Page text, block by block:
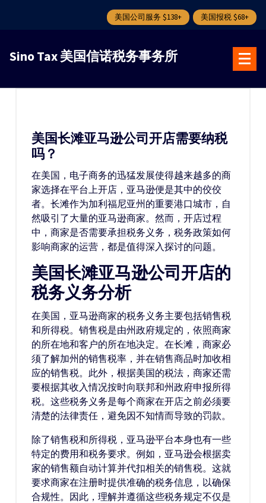
美国公司服务 $138+ 美国报税 $68+
Sino Tax 美国信诺税务事务所
美国长滩亚马逊公司开店需要纳税
吗？
在美国，电子商务的迅猛发展使得越来越多的商
家选择在平台上开店，亚马逊便是其中的佼佼
者。长滩作为加利福尼亚州的重要港口城市，自
然吸引了大量的亚马逊商家。然而，开店过程
中，商家是否需要承担税务义务，税务政策如何
影响商家的运营，都是值得深入探讨的问题。
美国长滩亚马逊公司开店的
税务义务分析
在美国，亚马逊商家的税务义务主要包括销售税
和所得税。销售税是由州政府规定的，依照商家
的所在地和客户的所在地决定。在长滩，商家必
须了解加州的销售税率，并在销售商品时加收相
应的销售税。此外，根据美国的税法，商家还需
要根据其收入情况按时向联邦和州政府申报所得
税。这些税务义务是每个商家在开店之前必须要
清楚的法律责任，避免因不知情而导致的罚款。
除了销售税和所得税，亚马逊平台本身也有一些
特定的费用和税务要求。例如，亚马逊会根据卖
家的销售额自动计算并代扣相关的销售税。这就
要求商家在注册时提供准确的税务信息，以确保
合规性。因此，理解并遵循这些税务规定不仅是